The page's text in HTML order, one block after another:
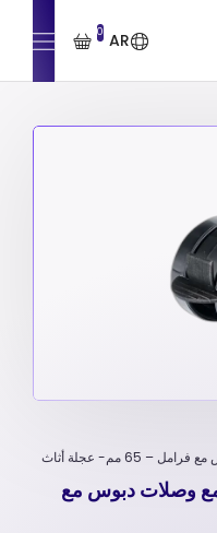
AR
0
مم- عجلة أثاث
مع وصلات دبوس مع